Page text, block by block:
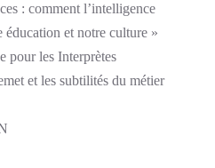
: comment l’intelligence
et notre culture »
pour les Interprètes
et les subtilités du métier